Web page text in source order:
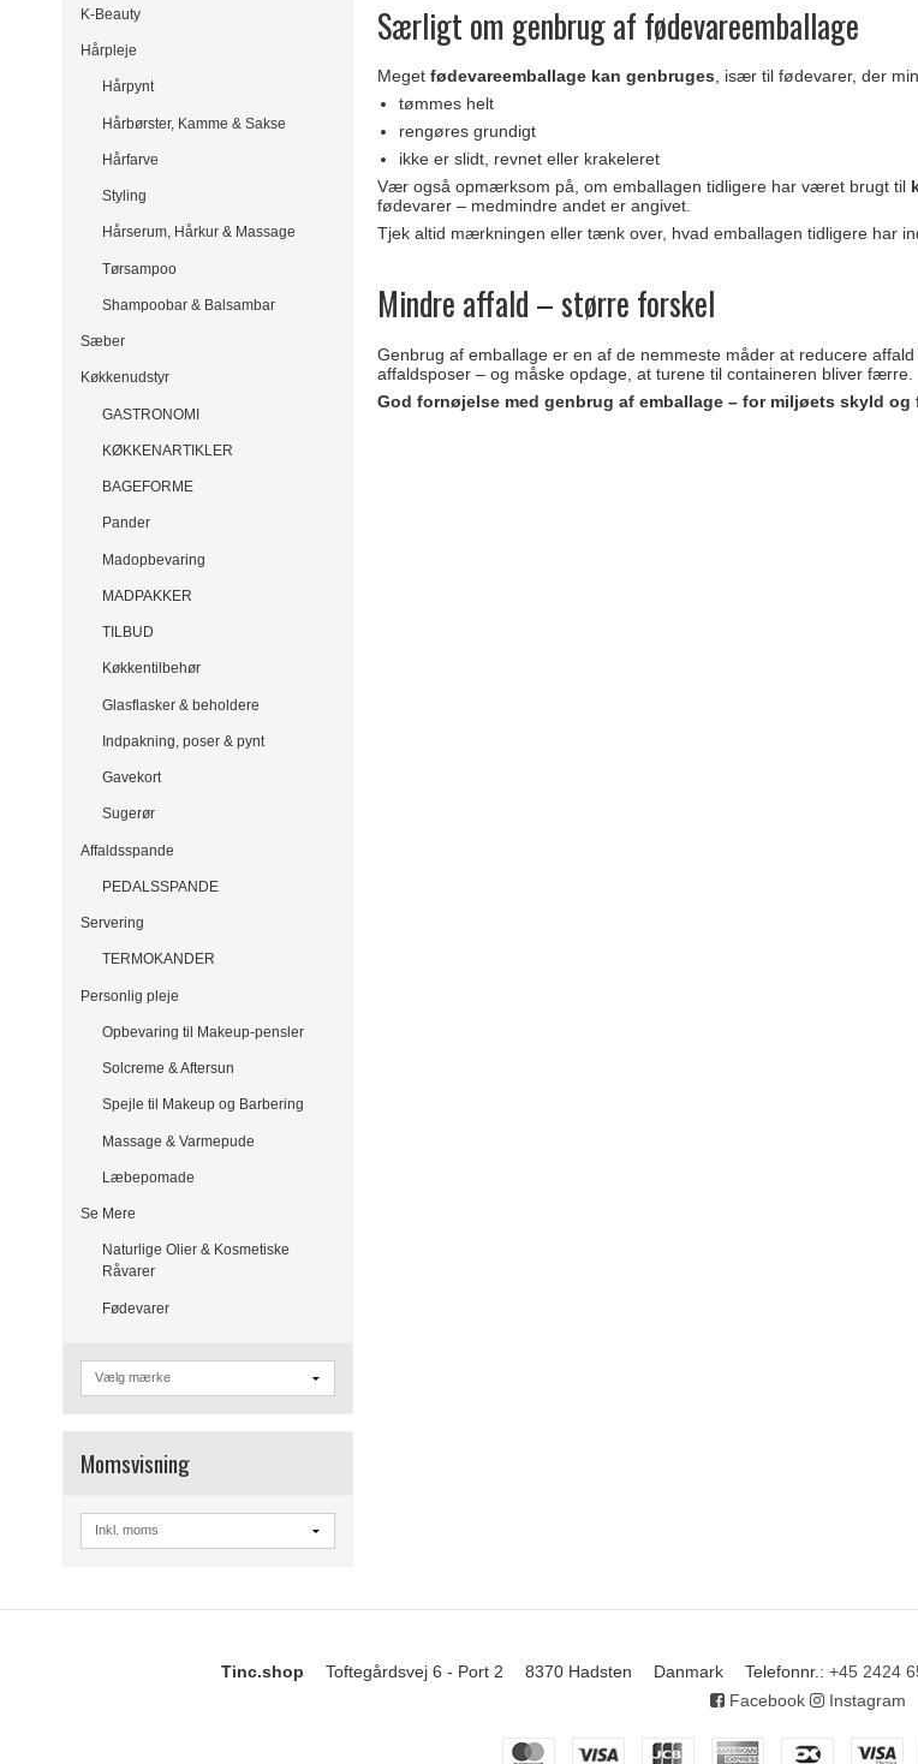
K-Beauty
Hårpleje
Hårpynt
Hårbørster, Kamme & Sakse
Hårfarve
Styling
Hårserum, Hårkur & Massage
Tørsampoo
Shampoobar & Balsambar
Sæber
Køkkenudstyr
GASTRONOMI
KØKKENARTIKLER
BAGEFORME
Pander
Madopbevaring
MADPAKKER
TILBUD
Køkkentilbehør
Glasflasker & beholdere
Indpakning, poser & pynt
Gavekort
Sugerør
Affaldsspande
PEDALSSPANDE
Servering
TERMOKANDER
Personlig pleje
Opbevaring til Makeup-pensler
Solcreme & Aftersun
Spejle til Makeup og Barbering
Massage & Varmepude
Læbepomade
Se Mere
Naturlige Olier & Kosmetiske
Råvarer
Fødevarer
Momsvisning
Særligt om genbrug af fødevareemballage
Megetfødevareemballage kan genbruges , især til fødevarer, der
tømmes helt
rengøres grundigt
ikke er slidt, revnet eller krakeleret
Vær også opmærksom på, om emballagen tidligere har været brugt til
fødevarer – medmindre andet er angivet.
Tjek altid mærkningen eller tænk over, hvad emballagen tidligere har
Mindre affald – større forskel
Genbrug af emballage er en af de nemmeste måder at reducere
affaldsposer – og måske opdage, at turene til containeren bliver færre.
God fornøjelse med genbrug af emballage – for miljøets skyld
Tinc.shop Toftegårdsvej 6 - Port 2 8370 Hadsten Danmark Telefonnr. : +45 2424
Facebook
Instagram